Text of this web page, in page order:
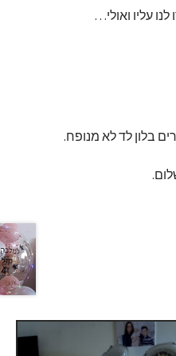
עליו ואולי…
בלון לד לא מנופח.